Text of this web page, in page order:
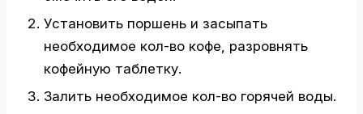
Установить поршень и засыпать
необходимое кол-во кофе, разровнять
кофейную таблетку.
Залить необходимое кол-во горячей воды.